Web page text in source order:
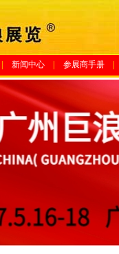
新闻中心 参展商手册|